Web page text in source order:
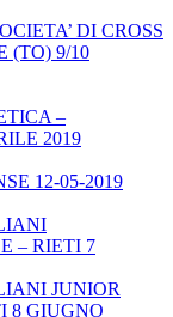
DI CROSS
(TO) 9/10
–
2019
12-05-2019
– RIETI 7
JUNIOR
8 GIUGNO